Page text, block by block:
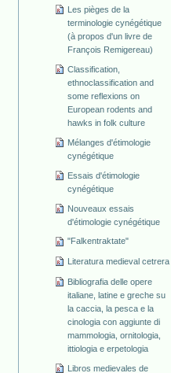
Les pièges de la
terminologie cynégétique
(à propos d'un livre de
François Remigereau)
Classification,
ethnoclassification and
some reflexions on
European rodents and
hawks in folk culture
Mélanges d'étimologie
cynégétique
Essais d'étimologie
cynégétique
Nouveaux essais
d'étimologie cynégétique
"Falkentraktate"
Literatura medieval cetrera
Bibliografia delle opere
italiane, latine e greche su
la caccia, la pesca e la
cinologia con aggiunte di
mammologia, ornitologia,
ittiologia e erpetologia
Libros medievales de